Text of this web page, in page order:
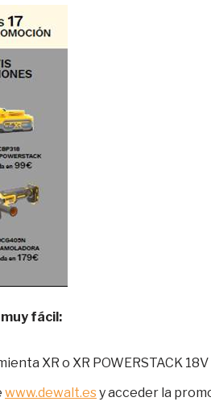
fácil:
XR o XR POWERSTACK
www.dewalt.esy acceder la